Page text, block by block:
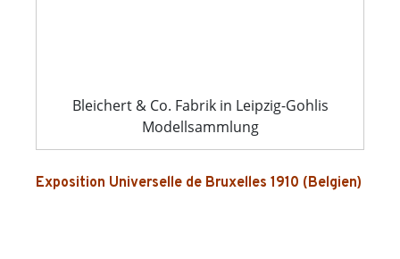
Bleichert & Co. Fabrik in Leipzig-Gohlis
Modellsammlung
Exposition Universelle de Bruxelles 1910 (Belgien)